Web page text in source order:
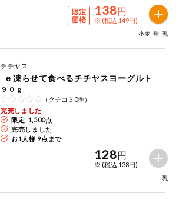
138円
※ (税込 149円)
小麦 卵 乳
チチヤス
ｅ凍らせて食べるチチヤスヨーグルト
９０ｇ
（クチコミ0件）
完売しました
限定 1,500点
完売しました
お1人様 9点まで
128円
※ (税込 138円)
乳